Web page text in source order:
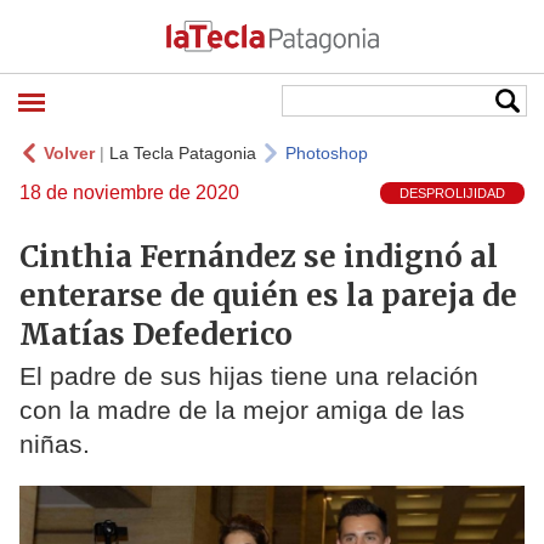
Volver| La Tecla Patagonia Photoshop
18 de noviembre de 2020 DESPROLIJIDAD
Cinthia Fernández se indignó al
enterarse de quién es la pareja de
Matías Defederico
El padre de sus hijas tiene una relación
con la madre de la mejor amiga de las
niñas.